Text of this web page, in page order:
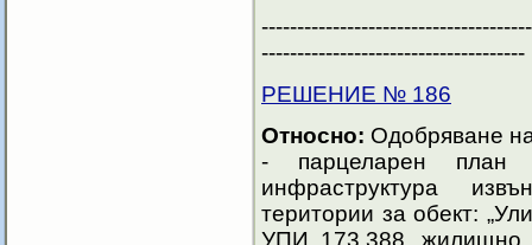
-------------------------------------
РЕШЕНИЕ № 186
Относно: Одобряване
- парцеларен план
инфраструктура
територии за обект:
УПИ 173.388, жилищно